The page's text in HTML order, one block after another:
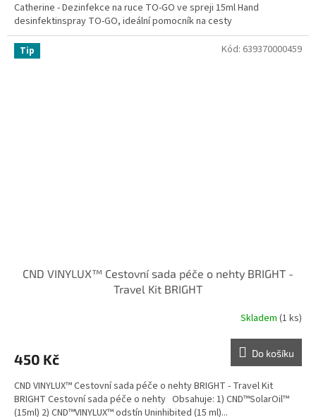
Catherine - Dezinfekce na ruce TO-GO ve spreji 15ml Hand
desinfektinspray TO-GO, ideální pomocník na cesty
Tip
CND VINYLUX™ Cestovní sada péče o nehty BRIGHT -
Travel Kit BRIGHT
Skladem (1 ks)
450 Kč Do košíku
CND VINYLUX™ Cestovní sada péče o nehty BRIGHT - Travel Kit
BRIGHT Cestovní sada péče o nehty Obsahuje: 1) CND™SolarOil™
(15ml) 2) CND™VINYLUX™ odstín Uninhibited (15 ml)...
Kód: 639370000459